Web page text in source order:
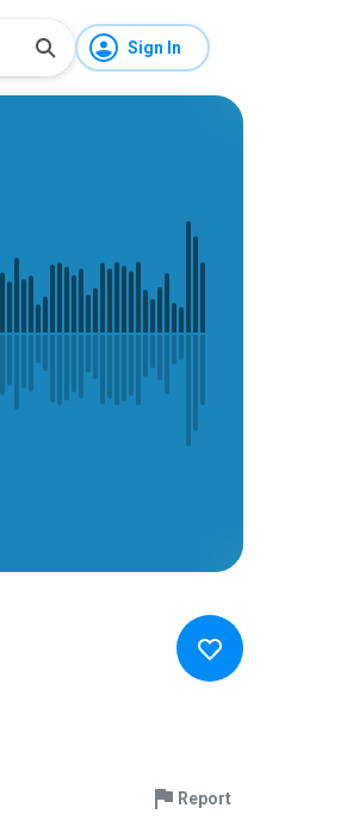
Sign In
Report